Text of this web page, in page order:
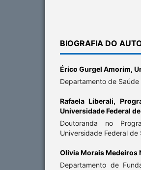
BIOGRAFIA DO
Érico Gurgel Amorim,
Departamento de Saúde
Rafaela Liberali,
Universidade Federal
Doutoranda no
Universidade Federal de
Olivia Morais Medeiros
Departamento de